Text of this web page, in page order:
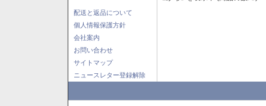
配送と返品について
個人情報保護方針
会社案内
お問い合わせ
サイトマップ
ニュースレター登録解除